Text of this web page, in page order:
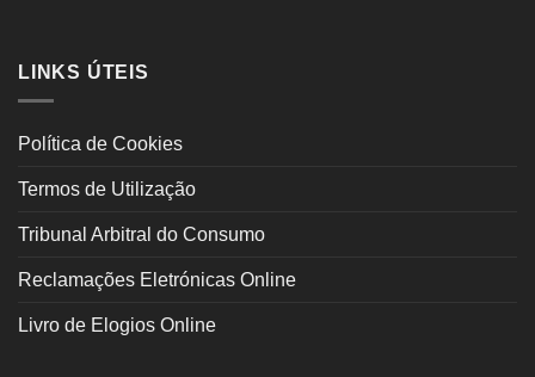
LINKS ÚTEIS
Política de Cookies
Termos de Utilização
Tribunal Arbitral do Consumo
Reclamações Eletrónicas Online
Livro de Elogios Online